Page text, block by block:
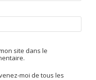
site dans le
moi de tous les